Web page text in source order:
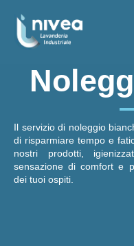
Il servizio di noleggio
di risparmiare tempo e
nostri prodotti,
sensazione di comfort e
dei tuoi ospiti.